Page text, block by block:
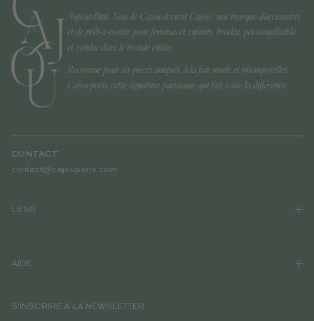
Aujourd'hui, Noa de Cajou devient Cajou : une marque d'accessoires
et de prêt-à-porter pour femmes et enfants, brodée, personnalisable
et vendue dans le monde entier.
Reconnue pour ses pièces uniques, à la fois mode et intemporelles,
Cajou porte cette signature parisienne qui fait toute la différence.
CONTACT
contact@cajouparis.com
LIENS
AIDE
S'INSCRIRE À LA NEWSLETTER